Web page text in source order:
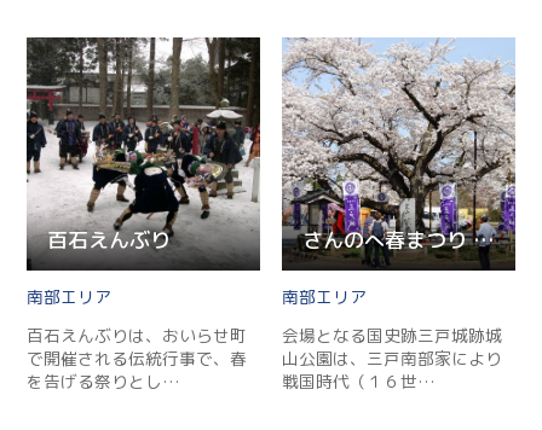
百石えんぶり
南部
百石えんぶりは、おいらせ町
で開催される伝統行事で、春
を告げる祭りとし…
さんのへ春まつり 2025
南部
会場となる国史跡三戸城跡城
山公園は、三戸南部家により
戦国時代（１６世…